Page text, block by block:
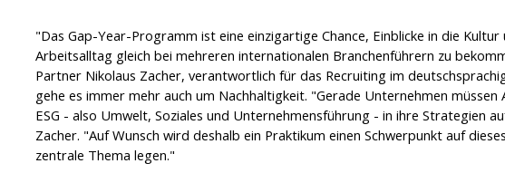
"Das Gap-Year-Programm ist eine einzigartige Chance, Einblicke in die Kultur
Arbeitsalltag gleich bei mehreren internationalen Branchenführern zu
Partner Nikolaus Zacher, verantwortlich für das Recruiting im
gehe es immer mehr auch um Nachhaltigkeit. "Gerade Unternehmen müssen
ESG - also Umwelt, Soziales und Unternehmensführung - in ihre Strategien
Zacher. "Auf Wunsch wird deshalb ein Praktikum einen Schwerpunkt auf
zentrale Thema legen."